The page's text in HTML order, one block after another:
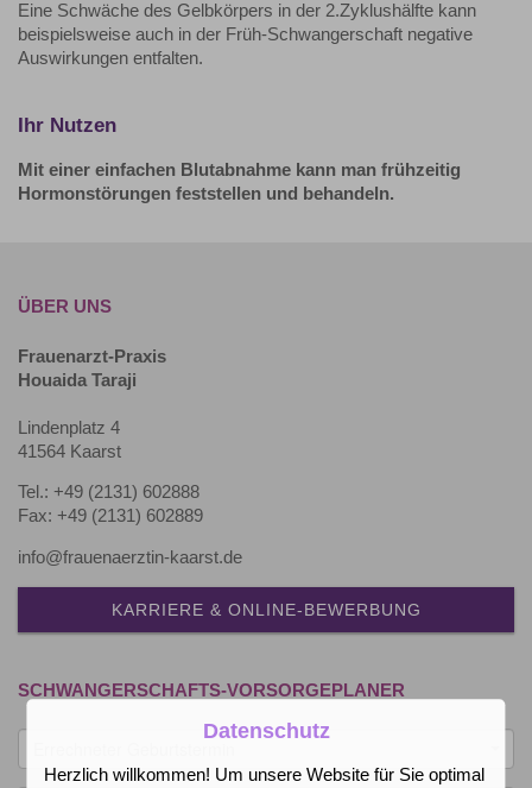
Eine Schwäche des Gelbkörpers in der 2.Zyklushälfte kann
beispielsweise auch in der Früh-Schwangerschaft negative
Auswirkungen entfalten.
Ihr Nutzen
Mit einer einfachen Blutabnahme kann man frühzeitig
Hormonstörungen feststellen und behandeln.
ÜBER UNS
Frauenarzt-Praxis
Houaida Taraji
Lindenplatz 4
41564 Kaarst
Tel.: +49 (2131) 602888
Fax: +49 (2131) 602889
info@frauenaerztin-kaarst.de
KARRIERE & ONLINE-BEWERBUNG
SCHWANGERSCHAFTS-VORSORGEPLANER
Datenschutz
Herzlich willkommen! Um unsere Website für Sie optimal